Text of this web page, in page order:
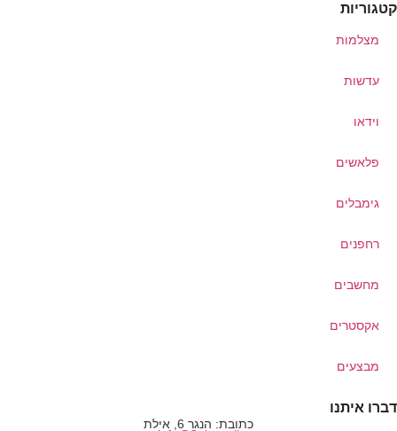
מצלמות
עדשות
וידאו
פלאשים
גימבלים
רחפנים
מחשבים
אקסטרים
מבצעים
איתנו
כתובת: הנגר 6, אילת